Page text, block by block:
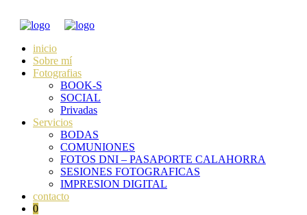
inicio
Sobre mí
Fotografias
BOOK-S
SOCIAL
Privadas
Servicios
BODAS
COMUNIONES
FOTOS DNI – PASAPORTE CALAHORRA
SESIONES FOTOGRAFICAS
IMPRESION DIGITAL
contacto
0